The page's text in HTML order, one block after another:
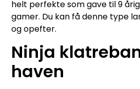
helt perfekte som gave til 9
gamer. Du kan få denne type
og opefter.
Ninja
haven